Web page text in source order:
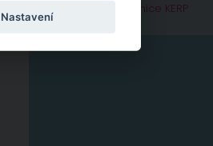
Zjistit více o technice KERP
Nastavení